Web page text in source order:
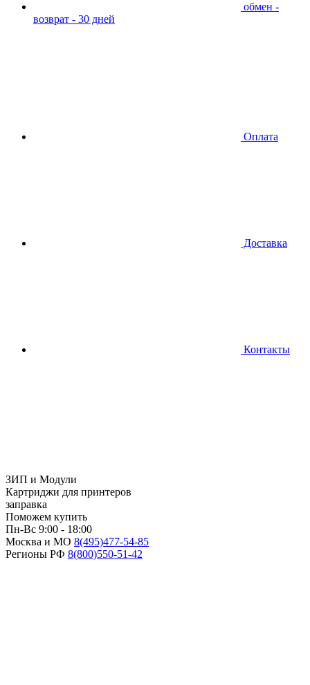
обмен -
возврат - 30 дней
Оплата
Доставка
Контакты
ЗИП и Модули
Картриджи для принтеров
заправка
Поможем купить
Пн-Вс 9:00 - 18:00
Москва и МО 8(495)477-54-85
Регионы РФ 8(800)550-51-42